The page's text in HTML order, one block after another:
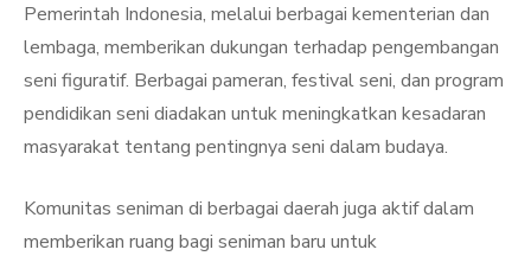
Pemerintah Indonesia, melalui berbagai kementerian dan
lembaga, memberikan dukungan terhadap pengembangan
seni figuratif. Berbagai pameran, festival seni, dan program
pendidikan seni diadakan untuk meningkatkan kesadaran
masyarakat tentang pentingnya seni dalam budaya.
Komunitas seniman di berbagai daerah juga aktif dalam
memberikan ruang bagi seniman baru untuk